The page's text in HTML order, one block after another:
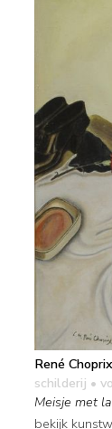
René Choprix
schilderij •
Meisje met
bekijk